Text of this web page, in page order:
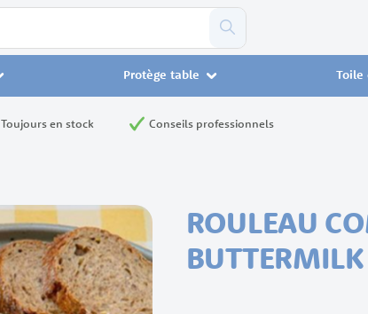
Protège table Toile
Toujours en stock Conseils professionnels
ROULEAU
BUTTERMILK